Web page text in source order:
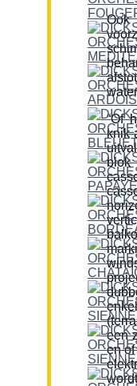
Ook
“Of
blok
een
en